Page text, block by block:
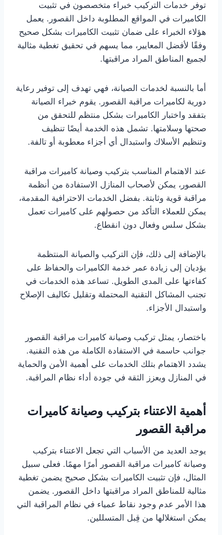
توفر خدمات التركيب خبراء متخصصون في تثبيت
الكاميرات في المواقع المطلوبة داخل القصور. يعمل
هؤلاء الخبراء على ضمان تثبيت الكاميرات بشكل صحيح
وفقًا لأفضل المعايير، مما يسهم في تحقيق تغطية مثالية
لجميع المناطق المراد مراقبتها.
أما بالنسبة لخدمات الصيانة، فهي تهدف إلى توفير رعاية
دورية لكاميرات مراقبة القصور. يقوم خبراء الصيانة
بتفقد واختبار الكاميرات بشكل منتظم للتحقق من
صحتها وسلامتها. تشمل هذه الخدمة أيضًا تنظيف
وتنظيم الأسلاك واستبدال أي أجزاء معطوبة أو تالفة.
عند الاهتمام المناسب بتركيب وصيانة كاميرات مراقبة
القصور، يمكن لأصحاب المنازل الاستفادة من أنظمة
مراقبة قوية وثابتة. بفضل الخدمات الاحترافية المقدمة،
يمكن للعملاء التأكد من حصولهم على كاميرات تعمل
بشكل سلس وفعال دون انقطاع.
بالإضافة إلى ذلك، فإن التركيب والصيانة المنتظمة
يؤديان إلى زيادة عمر خدمة الكاميرات والحفاظ على
كفاءتها على المدى الطويل. تساعد هذه الخدمات في
تجنب المشاكل التقنية المحتملة وتقليل تكاليف الإصلاح
واستبدال الأجزاء.
باختصار، يمثل تركيب وصيانة كاميرات مراقبة القصور
جوانب حاسمة في الاستفادة الكاملة من هذه التقنية.
يشدد الاهتمام بتلك الخدمات على أهمية الأمن والحماية
في المنازل ويعزز الثقة في جودة أداء نظام المراقبة.
أهمية الاعتناء بتركيب وصيانة كاميرات
مراقبة القصور
يوجد العديد من الأسباب التي تجعل الاعتناء بتركيب
وصيانة كاميرات مراقبة القصور أمرًا مهمًا. فعلى سبيل
المثال، فإن تثبيت الكاميرات بشكل صحيح يضمن تغطية
مثالية للمناطق المراد مراقبتها داخل القصور. يضمن
هذا الأمر عدم وجود نقاط عمياء في نظام المراقبة التي
يمكن استغلالها من قِبل المتسللين.